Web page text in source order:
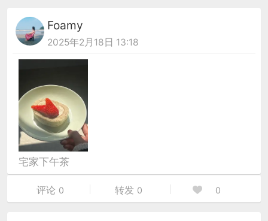
Foamy
2025年2月18日 13:18
宅家下午茶
评论 0 转发 0 0